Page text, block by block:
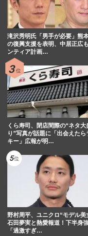
滝沢秀明氏「男手が必要」熊
の復興支援を表明、中居正広
ンティア計画…
くら寿司、閉店間際の“ネタ大
り”写真が話題に「出会えたら
キー」広報が明…
野村周平、ユニクロ“モデル美
石田夢実と熱愛報道！下半身
「過激すぎ…